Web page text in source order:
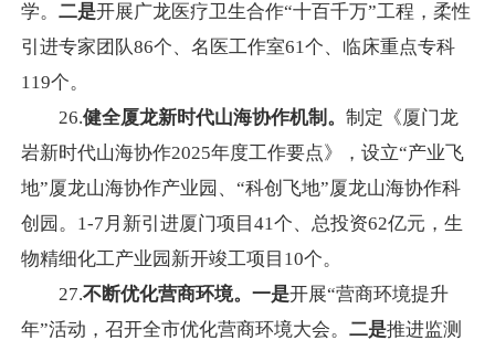
学。 二是开展广龙医疗卫生合作“十百千万”工程，柔性
引进专家团队86个、名医工作室61个、临床重点专科
119个。
26.健全厦龙新时代山海协作机制。 制定《厦门龙
岩新时代山海协作2025年度工作要点》，设立“产业飞
地”厦龙山海协作产业园、“科创飞地”厦龙山海协作科
创园。1-7月新引进厦门项目41个、总投资62亿元，生
物精细化工产业园新开竣工项目10个。
27.不断优化营商环境。一是开展“营商环境提升
年”活动，召开全市优化营商环境大会。 二是推进监测